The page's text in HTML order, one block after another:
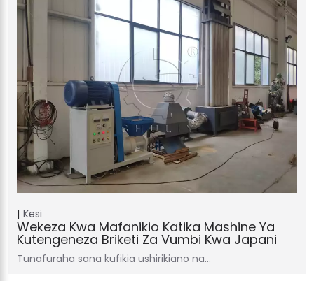
Kesi
Wekeza Kwa Mafanikio Katika Mashine Ya
Kutengeneza Briketi Za Vumbi Kwa Japani
Tunafuraha sana kufikia ushirikiano na…